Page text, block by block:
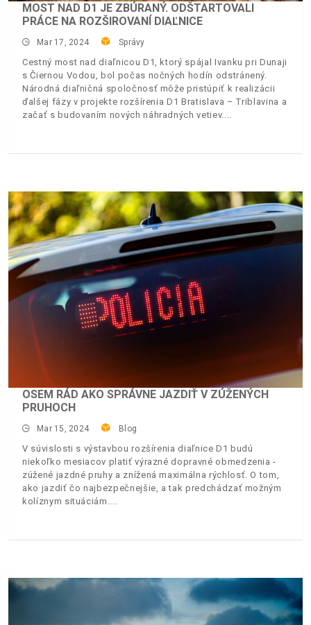
MOST NAD D1 JE ZBÚRANÝ. ODŠTARTOVALI
PRÁCE NA ROZŠIROVANÍ DIAĽNICE
Mar 17, 2024 Správy
Cestný most nad diaľnicou D1, ktorý spájal Ivanku pri Dunaji
s Čiernou Vodou, bol počas nočných hodín odstránený.
Národná diaľničná spoločnosť môže pristúpiť k realizácii
ďalšej fázy v projekte rozšírenia D1 Bratislava – Triblavina a
začať s budovaním nových náhradných vetiev.
OSEM RÁD AKO SPRÁVNE JAZDIŤ V ZÚŽENÝCH
PRUHOCH
Mar 15, 2024 Blog
V súvislosti s výstavbou rozšírenia diaľnice D1 budú
niekoľko mesiacov platiť výrazné dopravné obmedzenia -
zúžené jazdné pruhy a znížená maximálna rýchlosť. O tom,
ako jazdiť čo najbezpečnejšie, a tak predchádzať možným
kolíznym situáciám.